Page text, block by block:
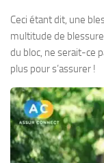
Ceci étant dit, une
multitude de
du bloc, ne serait-ce
plus pour s’assurer !